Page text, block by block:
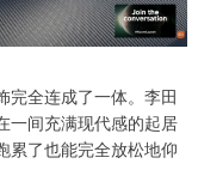
完全连成了一体。李田
一间充满现代感的起居
累了也能完全放松地仰